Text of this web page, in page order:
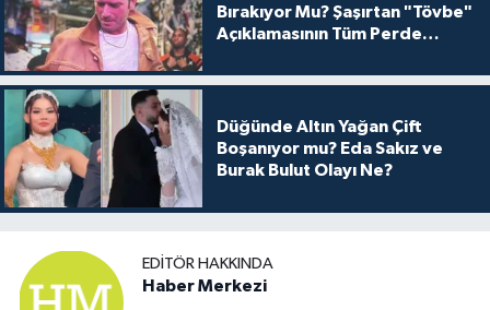
Bırakıyor Mu? Şaşırtan "Tövbe"
Açıklamasının Tüm Perde
Düğünde Altın Yağan Çift
Boşanıyor mu? Eda Sakız ve
Burak Bulut Olayı Ne?
EDITÖR HAKKINDA
Haber Merkezi